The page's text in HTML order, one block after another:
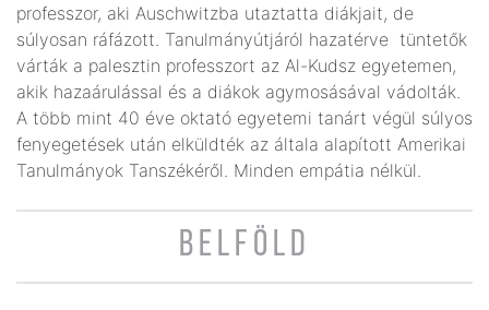
professzor, aki Auschwitzba utaztatta diákjait, de
súlyosan ráfázott. Tanulmányútjáról hazatérve tüntetők
várták a palesztin professzort az Al-Kudsz egyetemen,
akik hazaárulással és a diákok agymosásával vádolták.
A több mint 40 éve oktató egyetemi tanárt végül súlyos
fenyegetések után elküldték az általa alapított Amerikai
Tanulmányok Tanszékéről. Minden empátia nélkül.
BELFÖLD